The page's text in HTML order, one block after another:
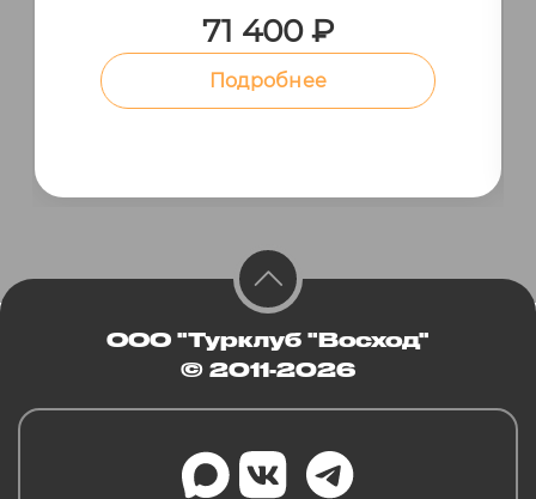
71 400 ₽
Подробнее
ООО "Турклуб "Восход"
© 2011-2026